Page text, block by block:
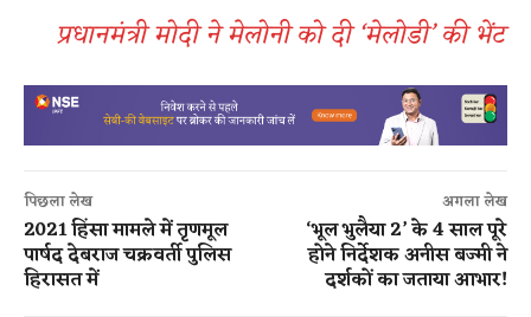
प्रधानमंत्री मोदी ने मेलोनी को दी ‘मेलोडी’ की भेंट
पिछला लेख
2021 हिंसा मामले में तृणमूल
पार्षद देबराज चक्रवर्ती पुलिस
हिरासत में
अगला लेख
‘भूल भुलैया 2’ के 4 साल पूरे
होने निर्देशक अनीस बज्मी ने
दर्शकों का जताया आभार!